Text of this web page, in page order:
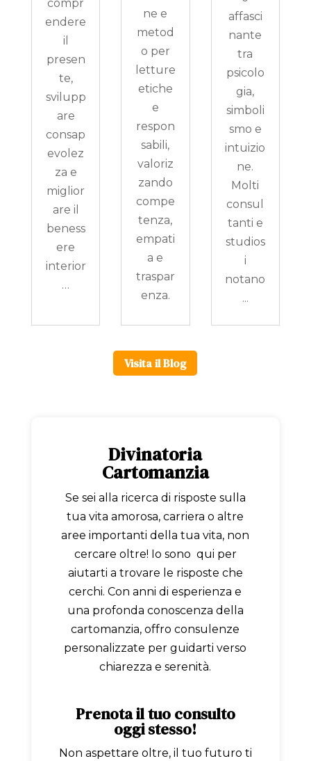
compr
endere
il
presen
te,
svilupp
are
consap
evolez
za e
miglior
are il
beness
ere
interior
…
ne e
metod
o per
letture
etiche
e
respon
sabili,
valoriz
zando
compe
tenza,
empati
a e
traspar
enza.
affasci
nante
tra
psicolo
gia,
simboli
smo e
intuizio
ne.
Molti
consul
tanti e
studios
i
notano
...
Visita il Blog
Divinatoria
Cartomanzia
Se sei alla ricerca di risposte sulla
tua vita amorosa, carriera o altre
aree importanti della tua vita, non
cercare oltre! Io sono qui per
aiutarti a trovare le risposte che
cerchi. Con anni di esperienza e
una profonda conoscenza della
cartomanzia, offro consulenze
personalizzate per guidarti verso
chiarezza e serenità.
Prenota il tuo consulto
oggi stesso!
Non aspettare oltre, il tuo futuro ti